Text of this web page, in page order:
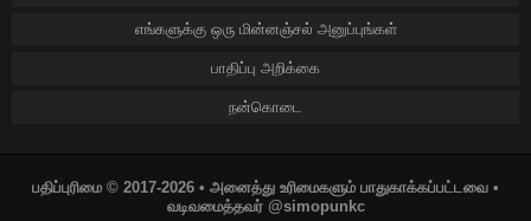
எங்களுக்கு ஒரு மின்னஞ்சல் அனுப்புங்கள்
பாதிப்பு அறிக்கை
நன்கொடை
பதிப்புரிமை © 2017-2026 • அனைத்து உரிமைகளும் பாதுகாக்கப்பட்டவை •
வடிவமைத்தவர் @simopunkc